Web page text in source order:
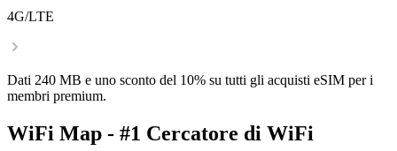
4G/LTE
Dati 240 MB e uno sconto del 10% su tutti gli acquisti eSIM per i
membri premium.
WiFi Map - #1 Cercatore di WiFi